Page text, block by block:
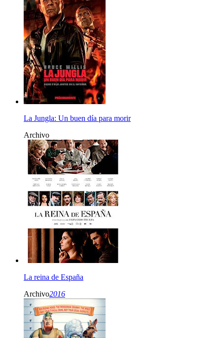
La Jungla: Un buen día para morir
Archivo
La reina de España
Archivo2016